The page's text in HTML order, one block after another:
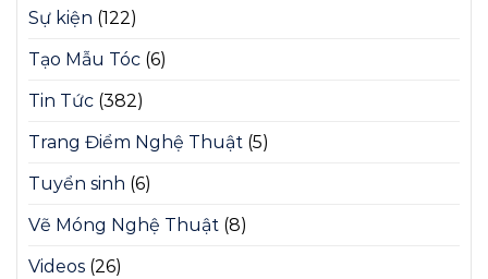
Sự kiện (122)
Tạo Mẫu Tóc (6)
Tin Tức (382)
Trang Điểm Nghệ Thuật (5)
Tuyển sinh (6)
Vẽ Móng Nghệ Thuật (8)
Videos (26)